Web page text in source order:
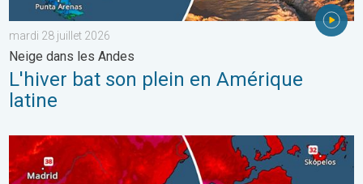
mardi 28 juillet 2026
Neige dans les Andes
L'hiver bat son plein en Amérique
latine
Nouveau pic de chaleur dans le sud. Jusqu'à 45°C en